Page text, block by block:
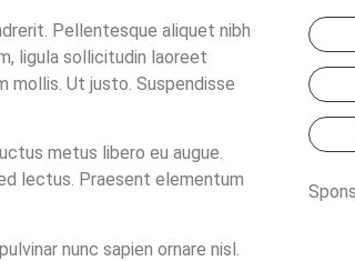
Pellentesque aliquet nibh
ligula sollicitudin laoreet
mollis. Ut justo. Suspendisse
metus libero eu augue.
lectus. Praesent elementum
nunc sapien ornare nisl.